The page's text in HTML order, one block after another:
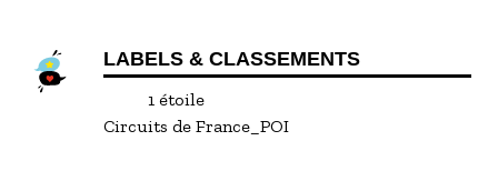
LABELS & CLASSEMENTS
1 étoile
Circuits de France_POI